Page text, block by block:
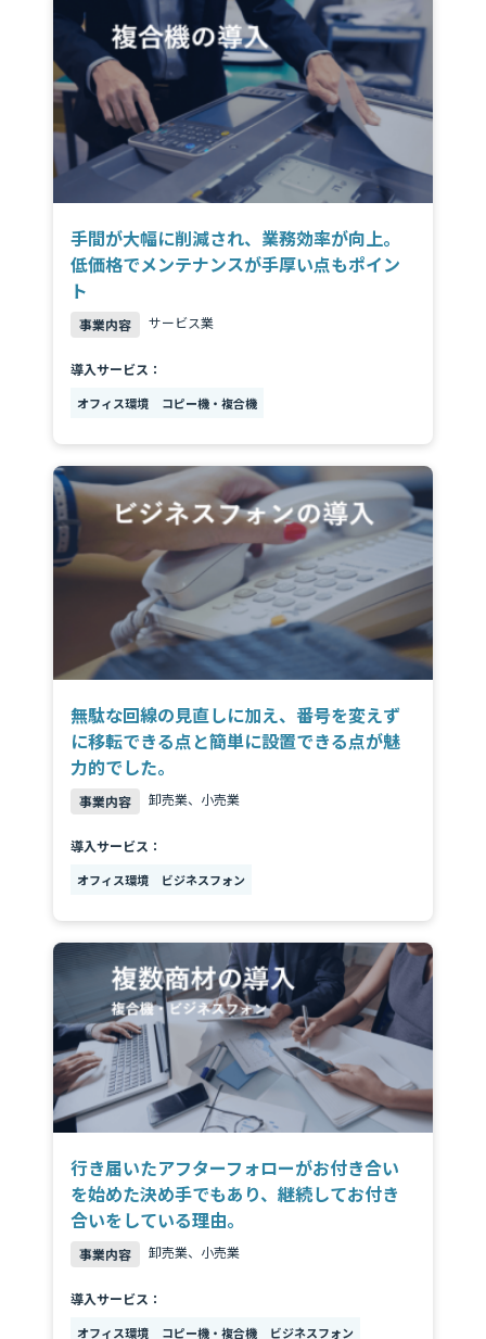
弊社の採用やIRに関するお問い合わせ
電話でのお問い合わせ
総合案内
0120-739-019
※受付時間 平日 09:00〜18:00
手間が大幅に削減され、業務効率が向上。
低価格でメンテナンスが手厚い点もポイン
ト
事業内容 サービス業
導入サービス：
オフィス環境 コピー機・複合機
無駄な回線の見直しに加え、番号を変えず
に移転できる点と簡単に設置できる点が魅
力的でした。
事業内容 卸売業、小売業
導入サービス：
オフィス環境 ビジネスフォン
行き届いたアフターフォローがお付き合い
を始めた決め手でもあり、継続してお付き
合いをしている理由。
事業内容 卸売業、小売業
導入サービス：
オフィス環境 コピー機・複合機 ビジネスフォン